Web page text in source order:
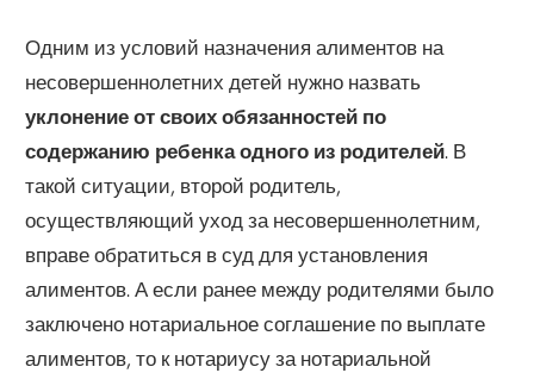
Одним из условий назначения алиментов на
несовершеннолетних детей нужно назвать
уклонение от своих обязанностей по
содержанию ребенка одного из родителей. В
такой ситуации, второй родитель,
осуществляющий уход за несовершеннолетним,
вправе обратиться в суд для установления
алиментов. А если ранее между родителями было
заключено нотариальное соглашение по выплате
алиментов, то к нотариусу за нотариальной